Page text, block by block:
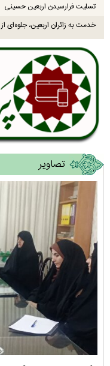
تسلیت فرارسیدن اربعین حسینی
خدمت به زائران اربعین،
تصاویر